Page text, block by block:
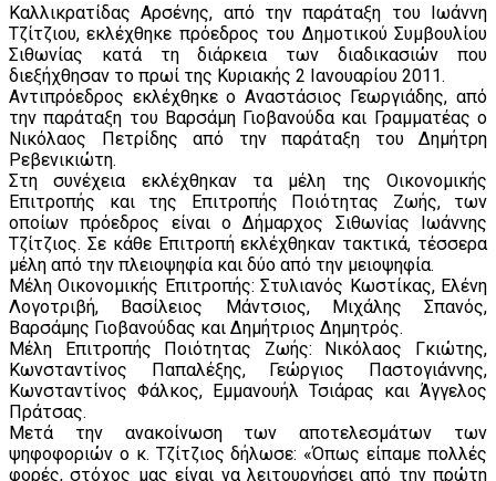
Καλλικρατίδας Αρσένης, από την παράταξη του Ιωάννη
Τζίτζιου, εκλέχθηκε πρόεδρος του Δημοτικού Συμβουλίου
Σιθωνίας κατά τη διάρκεια των διαδικασιών που
διεξήχθησαν το πρωί της Κυριακής 2 Ιανουαρίου 2011.
Αντιπρόεδρος εκλέχθηκε o Αναστάσιος Γεωργιάδης, από
την παράταξη του Βαρσάμη Γιοβανούδα και Γραμματέας ο
Νικόλαος Πετρίδης από την παράταξη του Δημήτρη
Ρεβενικιώτη.
Στη συνέχεια εκλέχθηκαν τα μέλη της Οικονομικής
Επιτροπής και της Επιτροπής Ποιότητας Ζωής, των
οποίων πρόεδρος είναι ο Δήμαρχος Σιθωνίας Ιωάννης
Τζίτζιος. Σε κάθε Επιτροπή εκλέχθηκαν τακτικά, τέσσερα
μέλη από την πλειοψηφία και δύο από την μειοψηφία.
Μέλη Οικονομικής Επιτροπής: Στυλιανός Κωστίκας, Ελένη
Λογοτριβή, Βασίλειος Μάντσιος, Μιχάλης Σπανός,
Βαρσάμης Γιοβανούδας και Δημήτριος Δημητρός.
Μέλη Επιτροπής Ποιότητας Ζωής: Νικόλαος Γκιώτης,
Κωνσταντίνος Παπαλέξης, Γεώργιος Παστογιάννης,
Κωνσταντίνος Φάλκος, Εμμανουήλ Τσιάρας και Άγγελος
Πράτσας.
Μετά την ανακοίνωση των αποτελεσμάτων των
ψηφοφοριών ο κ. Τζίτζιος δήλωσε: «Όπως είπαμε πολλές
φορές, στόχος μας είναι να λειτουργήσει από την πρώτη